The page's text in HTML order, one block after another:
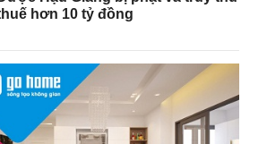
hơn 10 tỷ đồng